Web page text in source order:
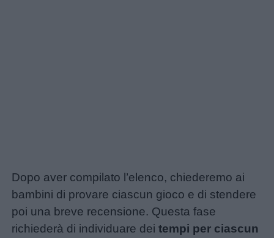
Dopo aver compilato l’elenco, chiederemo ai
bambini di provare ciascun gioco e di stendere
poi una breve recensione. Questa fase
richiederà di individuare deitempi per ciascun